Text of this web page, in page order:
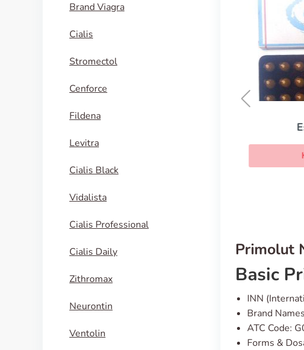
Brand Viagra
Cialis
Stromectol
Cenforce
Fildena
Levitra
Cialis Black
Vidalista
Cialis Professional
Cialis Daily
Zithromax
Neurontin
Ventolin
Primolut
Basic
INN
Brand
ATC Code:
Forms &